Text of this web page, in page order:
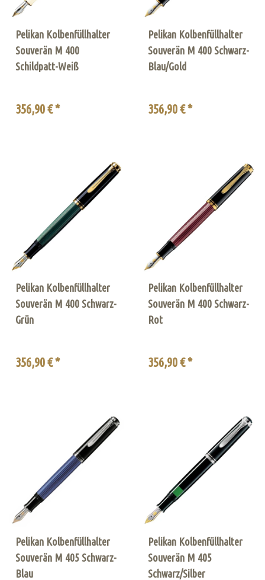
Pelikan Kolbenfüllhalter
Souverän M 400
Schildpatt-Weiß
356,90 € *
Pelikan Kolbenfüllhalter
Souverän M 400 Schwarz-
Blau/Gold
356,90 € *
Pelikan Kolbenfüllhalter
Souverän M 400 Schwarz-
Grün
356,90 € *
Pelikan Kolbenfüllhalter
Souverän M 400 Schwarz-
Rot
356,90 € *
Pelikan Kolbenfüllhalter
Souverän M 405 Schwarz-
Blau
Pelikan Kolbenfüllhalter
Souverän M 405
Schwarz/Silber